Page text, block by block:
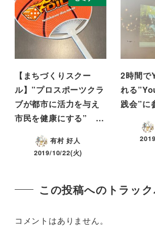
【まちづくりスクー
ル】”プロスポーツクラ
ブが都市に活力を与え
市民を健康にする” …
有村 好人
2019/10/22(火)
2時間で
れる
践会”に
この投稿へのトラッ
コメントはありません。